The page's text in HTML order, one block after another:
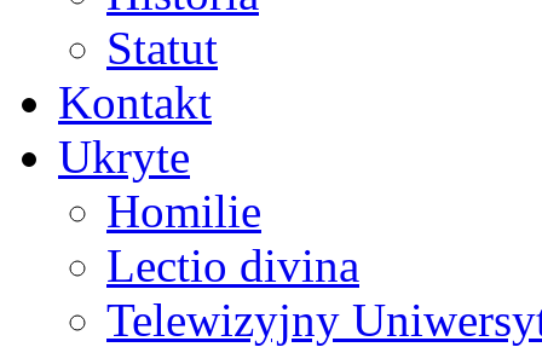
Statut
Kontakt
Ukryte
Homilie
Lectio divina
Telewizyjny